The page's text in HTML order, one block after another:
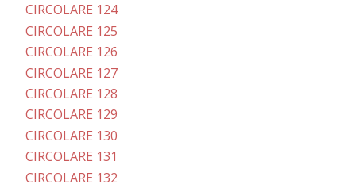
CIRCOLARE 124
CIRCOLARE 125
CIRCOLARE 126
CIRCOLARE 127
CIRCOLARE 128
CIRCOLARE 129
CIRCOLARE 130
CIRCOLARE 131
CIRCOLARE 132